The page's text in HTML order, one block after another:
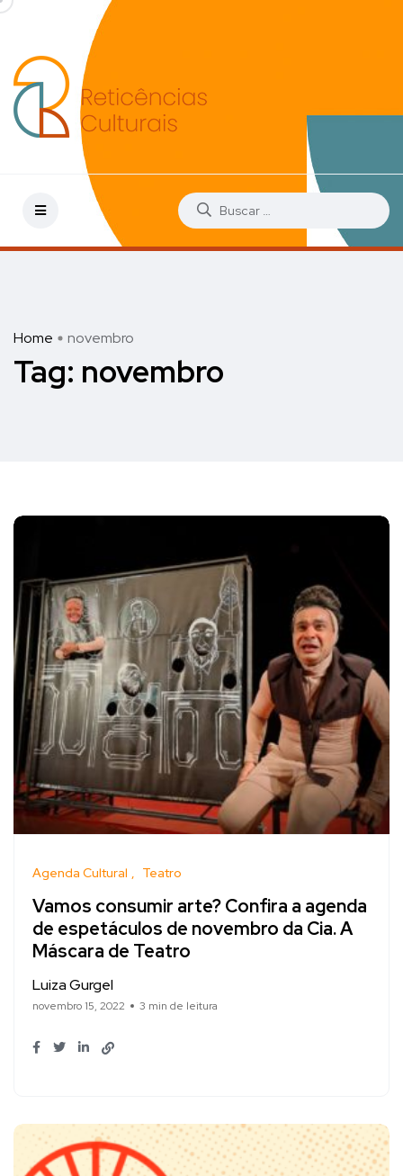
Home novembro
Tag: novembro
Agenda Cultural Teatro
Vamos consumir arte? Confira a agenda
de espetáculos de novembro da Cia. A
Máscara de Teatro
Luiza Gurgel
novembro 15, 2022 3 min de leitura